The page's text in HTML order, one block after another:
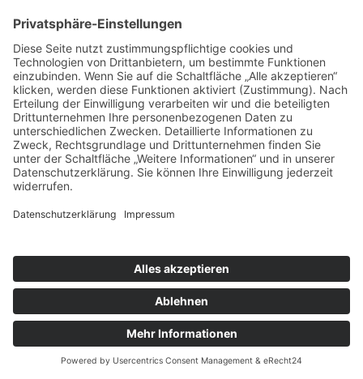
Schreibe einen Kommentar
Du musst angemeldetsein, um einen Kommentar
abzugeben.
Datenschutz|Impressum|Cookie Richtlinien (EU)